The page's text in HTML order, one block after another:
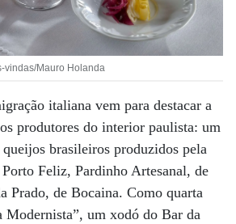
vindas/Mauro Holanda
italiana vem para destacar a
produtores do interior paulista: um
brasileiros produzidos pela
Feliz, Pardinho Artesanal, de
Prado, de Bocaina. Como quarta
Modernista”, um xodó do Bar da